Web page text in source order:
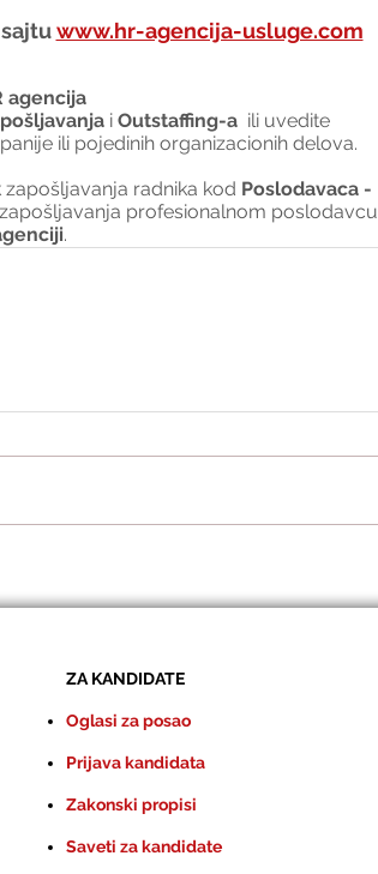
www.hr-agencija-usluge.com
agencija
i Outstaffing-a
  ili uvedite
ili pojedinih organizacionih delova.
radnika kod Poslodavaca -
profesionalnom poslodavcu
.
ZA KANDIDATE
Oglasi za posao
Prijava kandidata
Zakonski propisi
Saveti za kandidate